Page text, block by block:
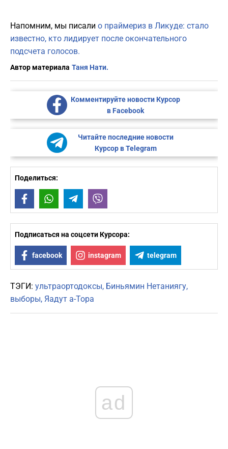
Напомним, мы писали о праймериз в Ликуде: стало
известно, кто лидирует после окончательного
подсчета голосов.
Автор материала Таня Нати.
Комментируйте новости Курсор
в Facebook
Читайте последние новости
Курсор в Telegram
Поделиться:
FacebookWhatsAppTelegram
Подписаться на соцсети Курсора:
facebook instagram telegram
ТЭГИ: ультраортодоксы Биньямин Нетаниягу
выборы Яадут а-Тора
ad